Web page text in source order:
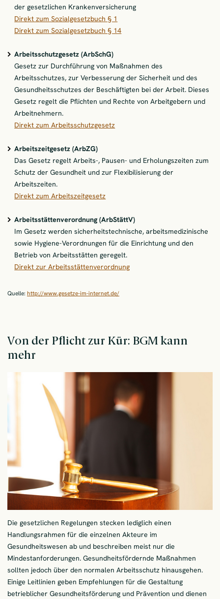
der gesetzlichen Krankenversicherung
Direkt zum Sozialgesetzbuch § 1
Direkt zum Sozialgesetzbuch § 14
Arbeitsschutzgesetz (ArbSchG)
Gesetz zur Durchführung von Maßnahmen des
Arbeitsschutzes, zur Verbesserung der Sicherheit und des
Gesundheitsschutzes der Beschäftigten bei der Arbeit. Dieses
Gesetz regelt die Pflichten und Rechte von Arbeitgebern und
Arbeitnehmern.
Direkt zum Arbeitsschutzgesetz
Arbeitszeitgesetz (ArbZG)
Das Gesetz regelt Arbeits-, Pausen- und Erholungszeiten zum
Schutz der Gesundheit und zur Flexibilisierung der
Arbeitszeiten.
Direkt zum Arbeitszeitgesetz
Arbeitsstättenverordnung (ArbStättV)
Im Gesetz werden sicherheitstechnische, arbeitsmedizinische
sowie Hygiene-Verordnungen für die Einrichtung und den
Betrieb von Arbeitsstätten geregelt.
Direkt zur Arbeitsstättenverordnung
Quelle: http://www.gesetze-im-internet.de/
Von der Pflicht zur Kür: BGM kann
mehr
Die gesetzlichen Regelungen stecken lediglich einen
Handlungsrahmen für die einzelnen Akteure im
Gesundheitswesen ab und beschreiben meist nur die
Mindestanforderungen. Gesundheitsfördernde Maßnahmen
sollten jedoch über den normalen Arbeitsschutz hinausgehen.
Einige Leitlinien geben Empfehlungen für die Gestaltung
betrieblicher Gesundheitsförderung und Prävention und dienen